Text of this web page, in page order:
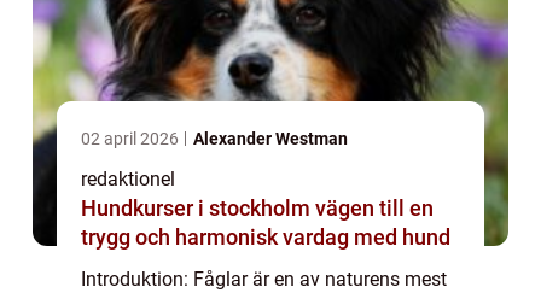
02 april 2026 Alexander Westman
redaktionel
Hundkurser i stockholm vägen till en
trygg och harmonisk vardag med hund
Introduktion: Fåglar är en av naturens mest